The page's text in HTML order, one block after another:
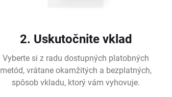
2. Uskutočnite vklad
Vyberte si z radu dostupných platobných
metód, vrátane okamžitých a bezplatných,
spôsob vkladu, ktorý vám vyhovuje.